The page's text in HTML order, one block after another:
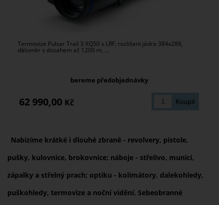
Termovize Pulsar Trail 3 XQ50 s LRF, rozlišení jádra 384x288,
dáloměr s dosahem až 1200 m, ...
bereme předobjednávky
62 990,00 Kč
Nabízíme krátké i dlouhé zbraně - revolvery, pistole,
pušky, kulovnice, brokovnice; náboje - střelivo, munici,
zápalky a střelný prach; optiku - kolimátory, dalekohledy,
puškohledy, termovize a noční vidění. Sebeobranné